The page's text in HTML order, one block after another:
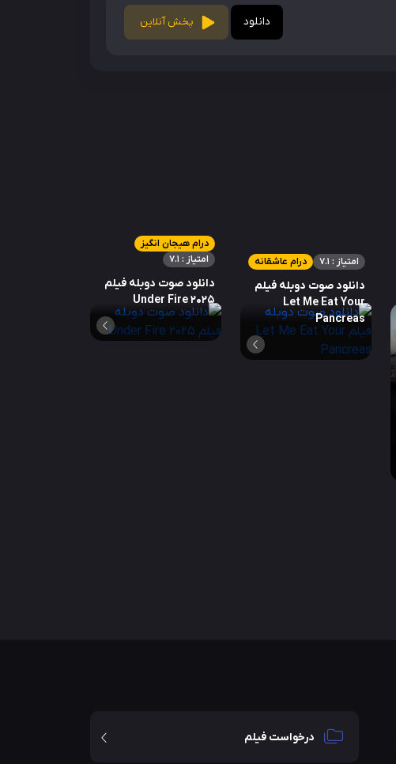
دانلود پخش آنلاین
درام عاشقانه امتیاز : 7.1
دانلود صوت دوبله فیلم
Let Me Eat Your
Pancreas
درام هیجان انگیز
امتیاز : 7.1
دانلود صوت دوبله فیلم
Under Fire 2025
درخواست فیلم